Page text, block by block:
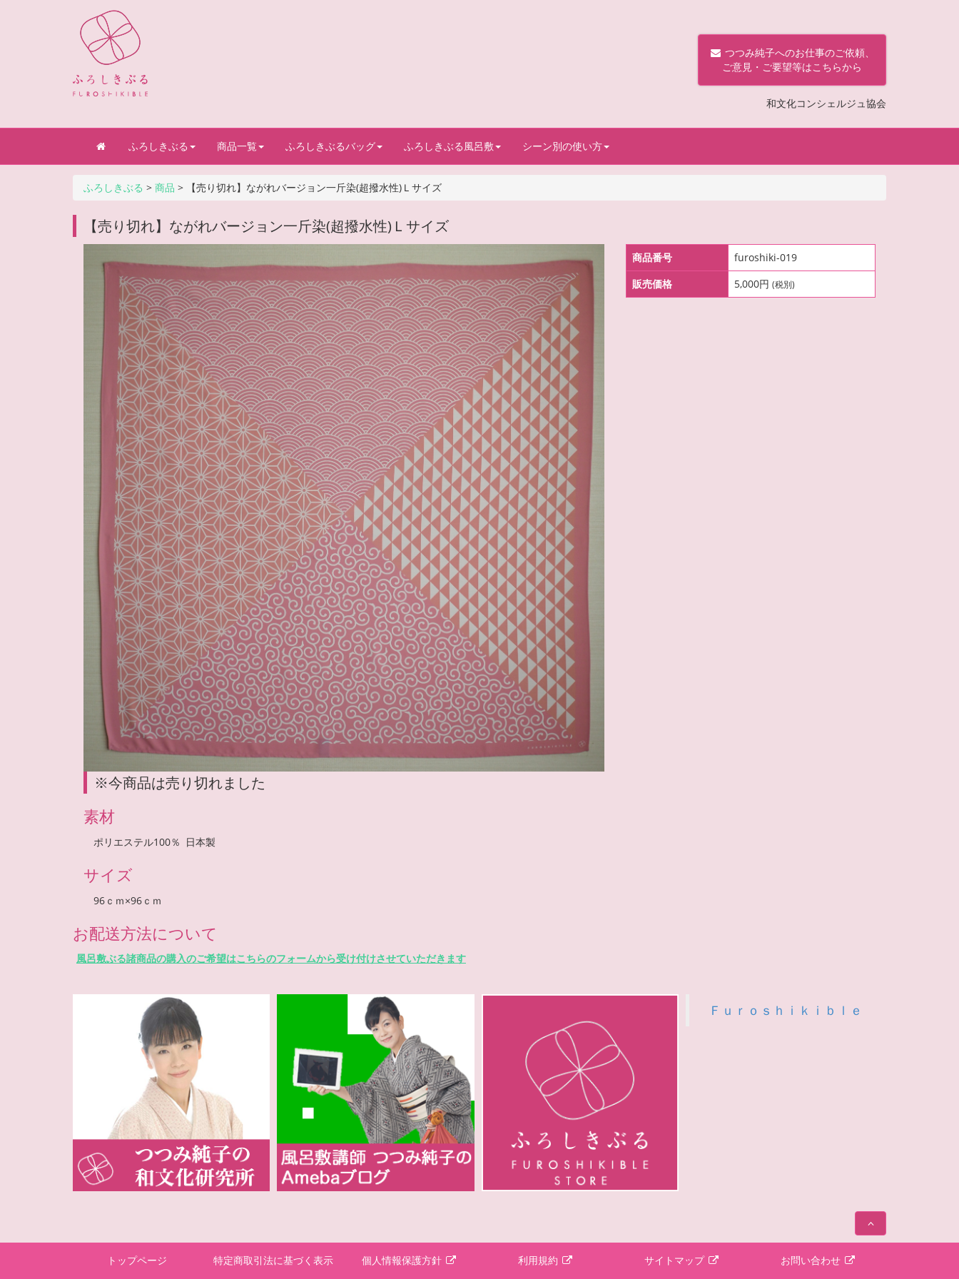
つつみ純子へのお仕事のご依頼、
ご意見・ご要望等はこちらから
和文化コンシェルジュ協会
ふろしきぶる 商品一覧 ふろしきぶるバッグ ふろしきぶる風呂敷 シーン別の使い方
ふろしきぶる > 商品 > 【売り切れ】ながれバージョン一斤染(超撥水性)Ｌサイズ
【売り切れ】ながれバージョン一斤染(超撥水性)Ｌサイズ
※今商品は売り切れました
素材
ポリエステル100％ 日本製
サイズ
96ｃｍ×96ｃｍ
商品番号
furoshiki-019
販売価格
5,000円 (税別)
お配送方法について
風呂敷ぶる諸商品の購入のご希望はこちらのフォームから受け付けさせていただきます
Ｆｕｒｏｓｈｉｋｉｂｌｅ
トップページ 特定商取引法に基づく表示 個人情報保護方針 利用規約 サイトマップ お問い合わせ